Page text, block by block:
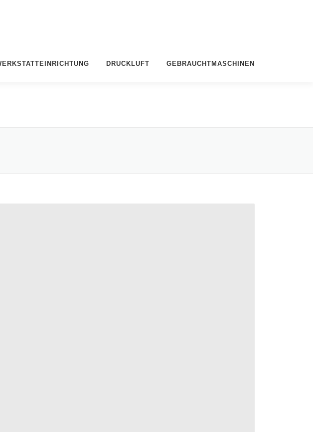
DRUCKLUFT GEBRAUCHTMASCHINEN